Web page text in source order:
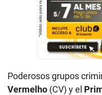
Poderosos grupos
Vermelho (CV) y el